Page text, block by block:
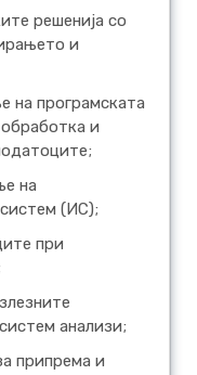
решенија со
и
на програмската
и
на
(ИС);
при
анализи;
припрема и